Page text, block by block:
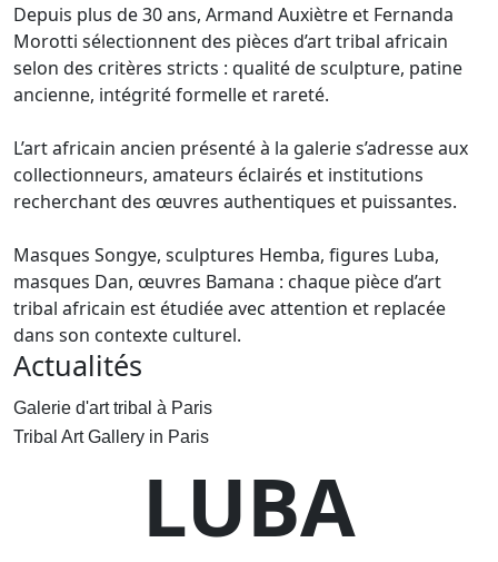
Depuis plus de 30 ans, Armand Auxiètre et Fernanda
Morotti sélectionnent des pièces d’art tribal africain
selon des critères stricts : qualité de sculpture, patine
ancienne, intégrité formelle et rareté.
L’art africain ancien présenté à la galerie s’adresse aux
collectionneurs, amateurs éclairés et institutions
recherchant des œuvres authentiques et puissantes.
Masques Songye, sculptures Hemba, figures Luba,
masques Dan, œuvres Bamana : chaque pièce d’art
tribal africain est étudiée avec attention et replacée
dans son contexte culturel.
Actualités
Galerie d'art tribal à Paris
Tribal Art Gallery in Paris
LUBA